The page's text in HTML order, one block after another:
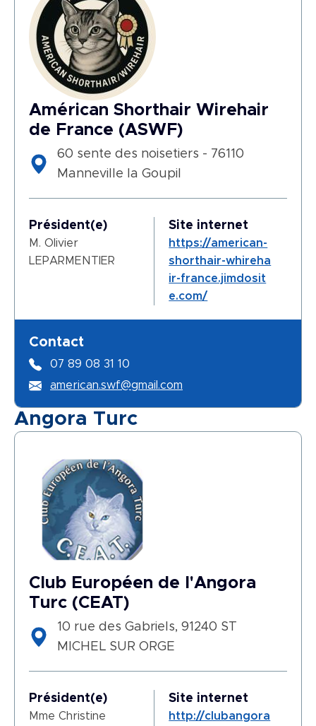
Américan Shorthair Wirehair
de France (ASWF)
60 sente des noisetiers - 76110
Manneville la Goupil
Président(e)
M. Olivier
LEPARMENTIER
Site internet
https://american-
shorthair-whireha
ir-france.jimdosit
e.com/
Contact
07 89 08 31 10
american.swf@gmail.com
Angora Turc
Club Européen de l'Angora
Turc (CEAT)
10 rue des Gabriels, 91240 ST
MICHEL SUR ORGE
Président(e)
Mme Christine
Site internet
http://clubangora